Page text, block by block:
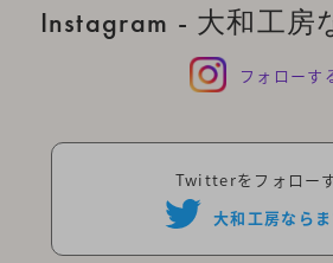
Instagram - 大和工房
フォローす
Twitterをフォロー
大和工房なら